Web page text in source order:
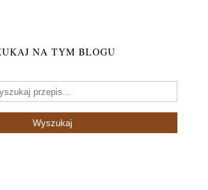
NA TYM BLOGU